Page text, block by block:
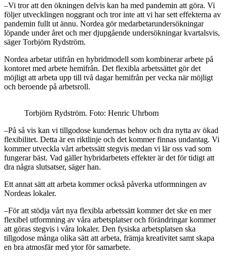
–Vi tror att den ökningen delvis kan ha med pandemin att göra. Vi
följer utvecklingen noggrant och tror inte att vi har sett effekterna av
pandemin fullt ut ännu. Nordea gör medarbetarundersökningar
löpande under året och mer djupgående undersökningar kvartalsvis,
säger Torbjörn Rydström.
Nordea arbetar utifrån en hybridmodell som kombinerar arbete på
kontoret med arbete hemifrån. Det flexibla arbetssättet gör det
möjligt att arbeta upp till två dagar hemifrån per vecka när möjligt
och beroende på arbetsroll.
Torbjörn Rydström. Foto: Henric Uhrbom
–På så vis kan vi tillgodose kundernas behov och dra nytta av ökad
flexibilitet. Detta är en riktlinje och det kommer finnas undantag. Vi
kommer utveckla vårt arbetssätt stegvis medan vi lär oss vad som
fungerar bäst. Vad gäller hybridarbetets effekter är det för tidigt att
dra några slutsatser, säger han.
Ett annat sätt att arbeta kommer också påverka utformningen av
Nordeas lokaler.
–För att stödja vårt nya flexibla arbetssätt kommer det ske en mer
flexibel utformning av våra arbetsplatser och förändringar kommer
att göras stegvis i våra lokaler. Den fysiska arbetsplatsen ska
tillgodose många olika sätt att arbeta, främja kreativitet samt skapa
en bra atmosfär med ytor för samarbete.